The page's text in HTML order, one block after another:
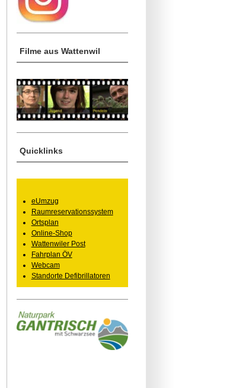
Filme aus Wattenwil
Quicklinks
eUmzug
Raumreservationssystem
Ortsplan
Online-Shop
Wattenwiler Post
Fahrplan ÖV
Webcam
Standorte Defibrillatoren